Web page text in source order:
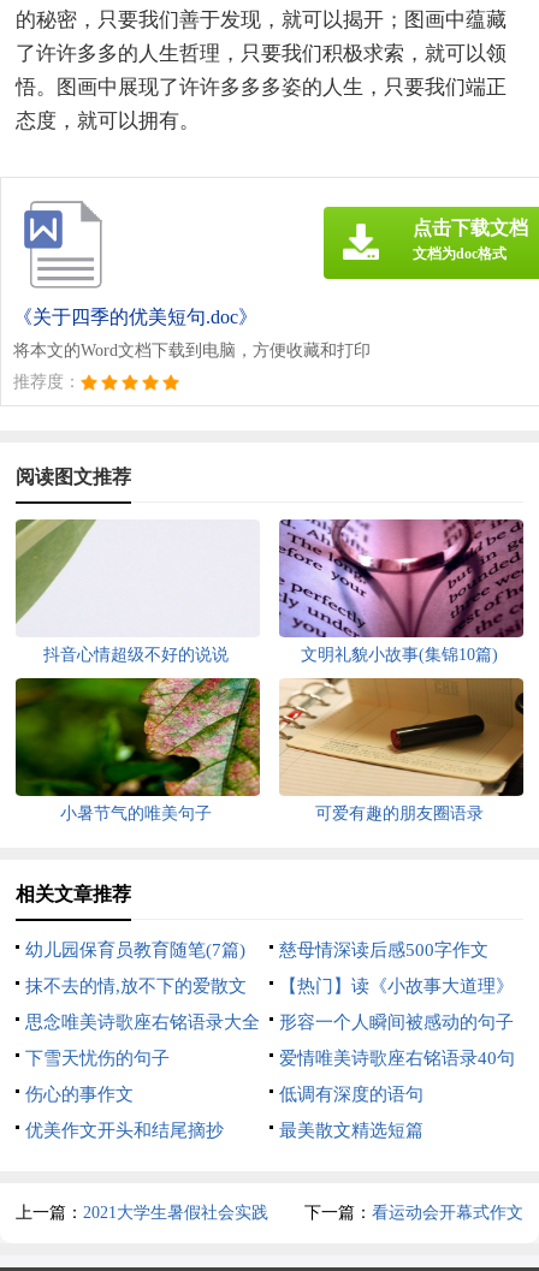
的秘密，只要我们善于发现，就可以揭开；图画中蕴藏
了许许多多的人生哲理，只要我们积极求索，就可以领
悟。图画中展现了许许多多多姿的人生，只要我们端正
态度，就可以拥有。
《关于四季的优美短句.doc》
将本文的Word文档下载到电脑，方便收藏和打印
推荐度：
点击下载文档
文档为doc格式
阅读图文推荐
抖音心情超级不好的说说 文明礼貌小故事(集锦10篇)
小暑节气的唯美句子 可爱有趣的朋友圈语录
相关文章推荐
幼儿园保育员教育随笔(7篇)
慈母情深读后感500字作文
抹不去的情,放不下的爱散文
【热门】读《小故事大道理》
有感
思念唯美诗歌座右铭语录大全
（精选60句）
形容一个人瞬间被感动的句子
下雪天忧伤的句子
爱情唯美诗歌座右铭语录40句
伤心的事作文
低调有深度的语句
优美作文开头和结尾摘抄
最美散文精选短篇
上一篇：2021大学生暑假社会实践 下一篇： 看运动会开幕式作文